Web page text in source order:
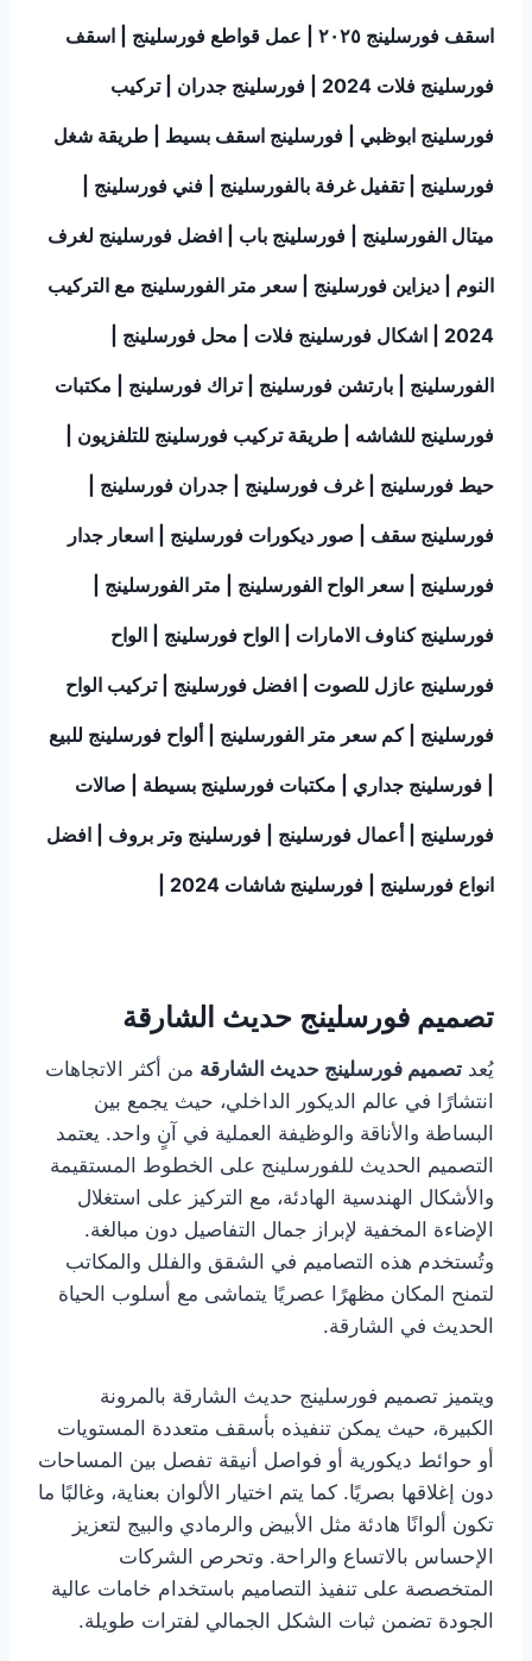
اسقف فورسلينج ٢٠٢٥ | عمل قواطع فورسلينج | اسقف
فورسلينج فلات 2024 | فورسلينج جدران | تركيب
فورسلينج ابوظبي | فورسلينج اسقف بسيط | طريقة شغل
فورسلينج | تقفيل غرفة بالفورسلينج | فني فورسلينج |
ميتال الفورسلينج | فورسلينج باب | افضل فورسلينج لغرف
النوم | ديزاين فورسلينج | سعر متر الفورسلينج مع التركيب
2024 | اشكال فورسلينج فلات | محل فورسلينج |
الفورسلينج | بارتشن فورسلينج | تراك فورسلينج | مكتبات
فورسلينج للشاشه | طريقة تركيب فورسلينج للتلفزيون |
حيط فورسلينج | غرف فورسلينج | جدران فورسلينج |
فورسلينج سقف | صور ديكورات فورسلينج | اسعار جدار
فورسلينج | سعر الواح الفورسلينج | متر الفورسلينج |
فورسلينج كناوف الامارات | الواح فورسلينج | الواح
فورسلينج عازل للصوت | افضل فورسلينج | تركيب الواح
فورسلينج | كم سعر متر الفورسلينج | ألواح فورسلينج للبيع
| فورسلينج جداري | مكتبات فورسلينج بسيطة | صالات
فورسلينج | أعمال فورسلينج | فورسلينج وتر بروف | افضل
انواع فورسلينج | فورسلينج شاشات 2024 |
تصميم فورسلينج حديث الشارقة
يُعد تصميم فورسلينج حديث الشارقة من أكثر الاتجاهات
انتشارًا في عالم الديكور الداخلي، حيث يجمع بين
البساطة والأناقة والوظيفة العملية في آنٍ واحد. يعتمد
التصميم الحديث للفورسلينج على الخطوط المستقيمة
والأشكال الهندسية الهادئة، مع التركيز على استغلال
الإضاءة المخفية لإبراز جمال التفاصيل دون مبالغة.
وتُستخدم هذه التصاميم في الشقق والفلل والمكاتب
لتمنح المكان مظهرًا عصريًا يتماشى مع أسلوب الحياة
الحديث في الشارقة.
ويتميز تصميم فورسلينج حديث الشارقة بالمرونة
الكبيرة، حيث يمكن تنفيذه بأسقف متعددة المستويات
أو حوائط ديكورية أو فواصل أنيقة تفصل بين المساحات
دون إغلاقها بصريًا. كما يتم اختيار الألوان بعناية، وغالبًا ما
تكون ألوانًا هادئة مثل الأبيض والرمادي والبيج لتعزيز
الإحساس بالاتساع والراحة. وتحرص الشركات
المتخصصة على تنفيذ التصاميم باستخدام خامات عالية
الجودة تضمن ثبات الشكل الجمالي لفترات طويلة.